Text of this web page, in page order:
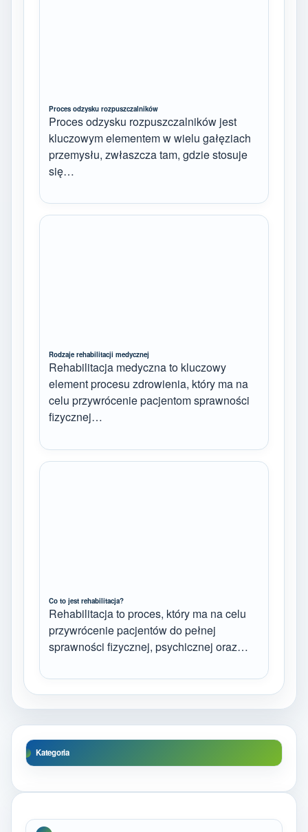
Proces odzysku rozpuszczalników
Proces odzysku rozpuszczalników jest
kluczowym elementem w wielu gałęziach
przemysłu, zwłaszcza tam, gdzie stosuje
się…
Rodzaje rehabilitacji medycznej
Rehabilitacja medyczna to kluczowy
element procesu zdrowienia, który ma na
celu przywrócenie pacjentom sprawności
fizycznej…
Co to jest rehabilitacja?
Rehabilitacja to proces, który ma na celu
przywrócenie pacjentów do pełnej
sprawności fizycznej, psychicznej oraz…
Kategoria